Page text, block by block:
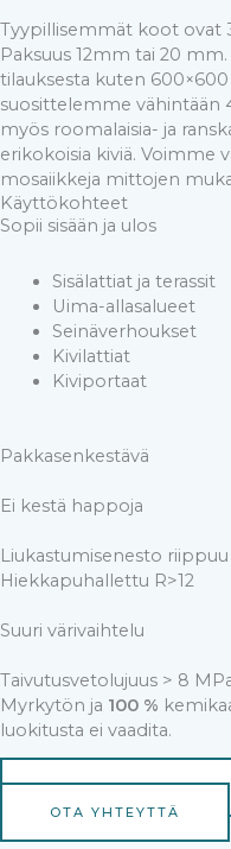
Tyypillisemmät koot ovat
Paksuus 12mm tai 20
tilauksesta kuten
suosittelemme vähintään
myös roomalaisia- ja
erikokoisia kiviä. Voimme
mosaiikkeja mittojen
Käyttökohteet
Sopii sisään ja ulos
Sisälattiat ja terassit
Uima-allasalueet
Seinäverhoukset
Kivilattiat
Kiviportaat
Pakkasenkestävä
Ei kestä happoja
Liukastumisenesto
Hiekkapuhallettu R>12
Suuri värivaihtelu
Taivutusvetolujuus > 8
Myrkytön ja 100 %
luokitusta ei vaadita.
TILAA MALLIKIVI
OTA YHTEYTTÄ